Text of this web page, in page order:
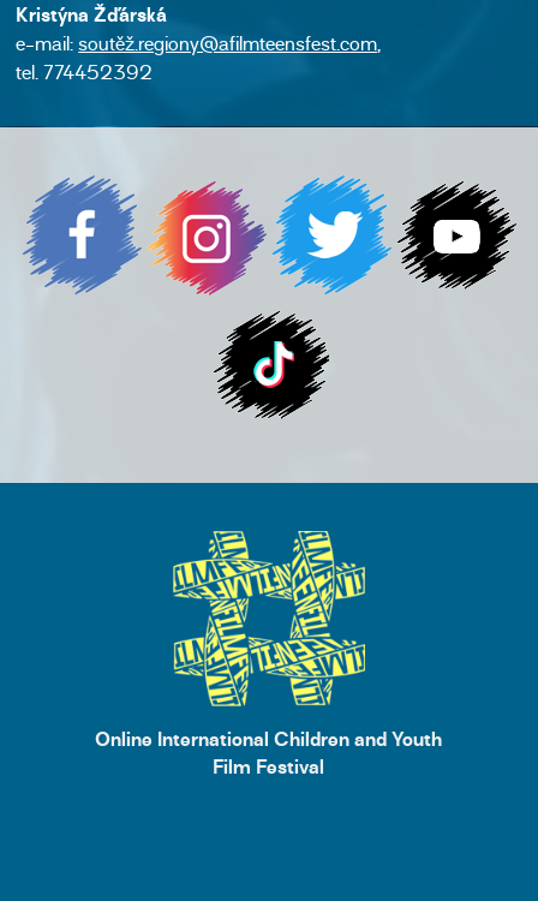
Kristýna Žďárská
e-mail:soutěž.regiony@afilmteensfest.com,
tel. 774452392
Online International Children and Youth
Film Festival